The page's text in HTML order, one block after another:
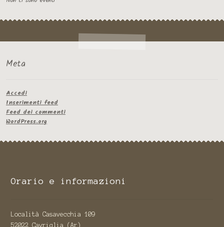
Meta
Accedi
Inserimenti feed
Feed dei commenti
WordPress.org
Orario e informazioni
Località Casavecchia 109
52022 Cavriglia (Ar)